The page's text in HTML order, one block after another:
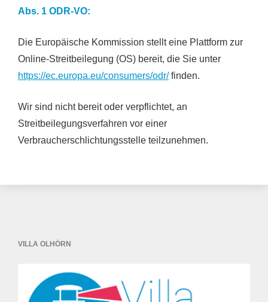
Abs. 1 ODR-VO:
Die Europäische Kommission stellt eine Plattform zur
Online-Streitbeilegung (OS) bereit, die Sie unter
https://ec.europa.eu/consumers/odr/finden.
Wir sind nicht bereit oder verpflichtet, an
Streitbeilegungsverfahren vor einer
Verbraucherschlichtungsstelle teilzunehmen.
VILLA OLHÖRN